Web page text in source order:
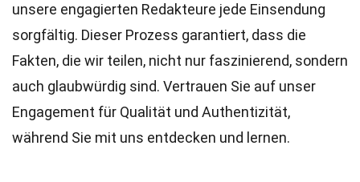
unsere engagierten Redakteure jede Einsendung
sorgfältig. Dieser Prozess garantiert, dass die
Fakten, die wir teilen, nicht nur faszinierend, sondern
auch glaubwürdig sind. Vertrauen Sie auf unser
Engagement für Qualität und Authentizität,
während Sie mit uns entdecken und lernen.